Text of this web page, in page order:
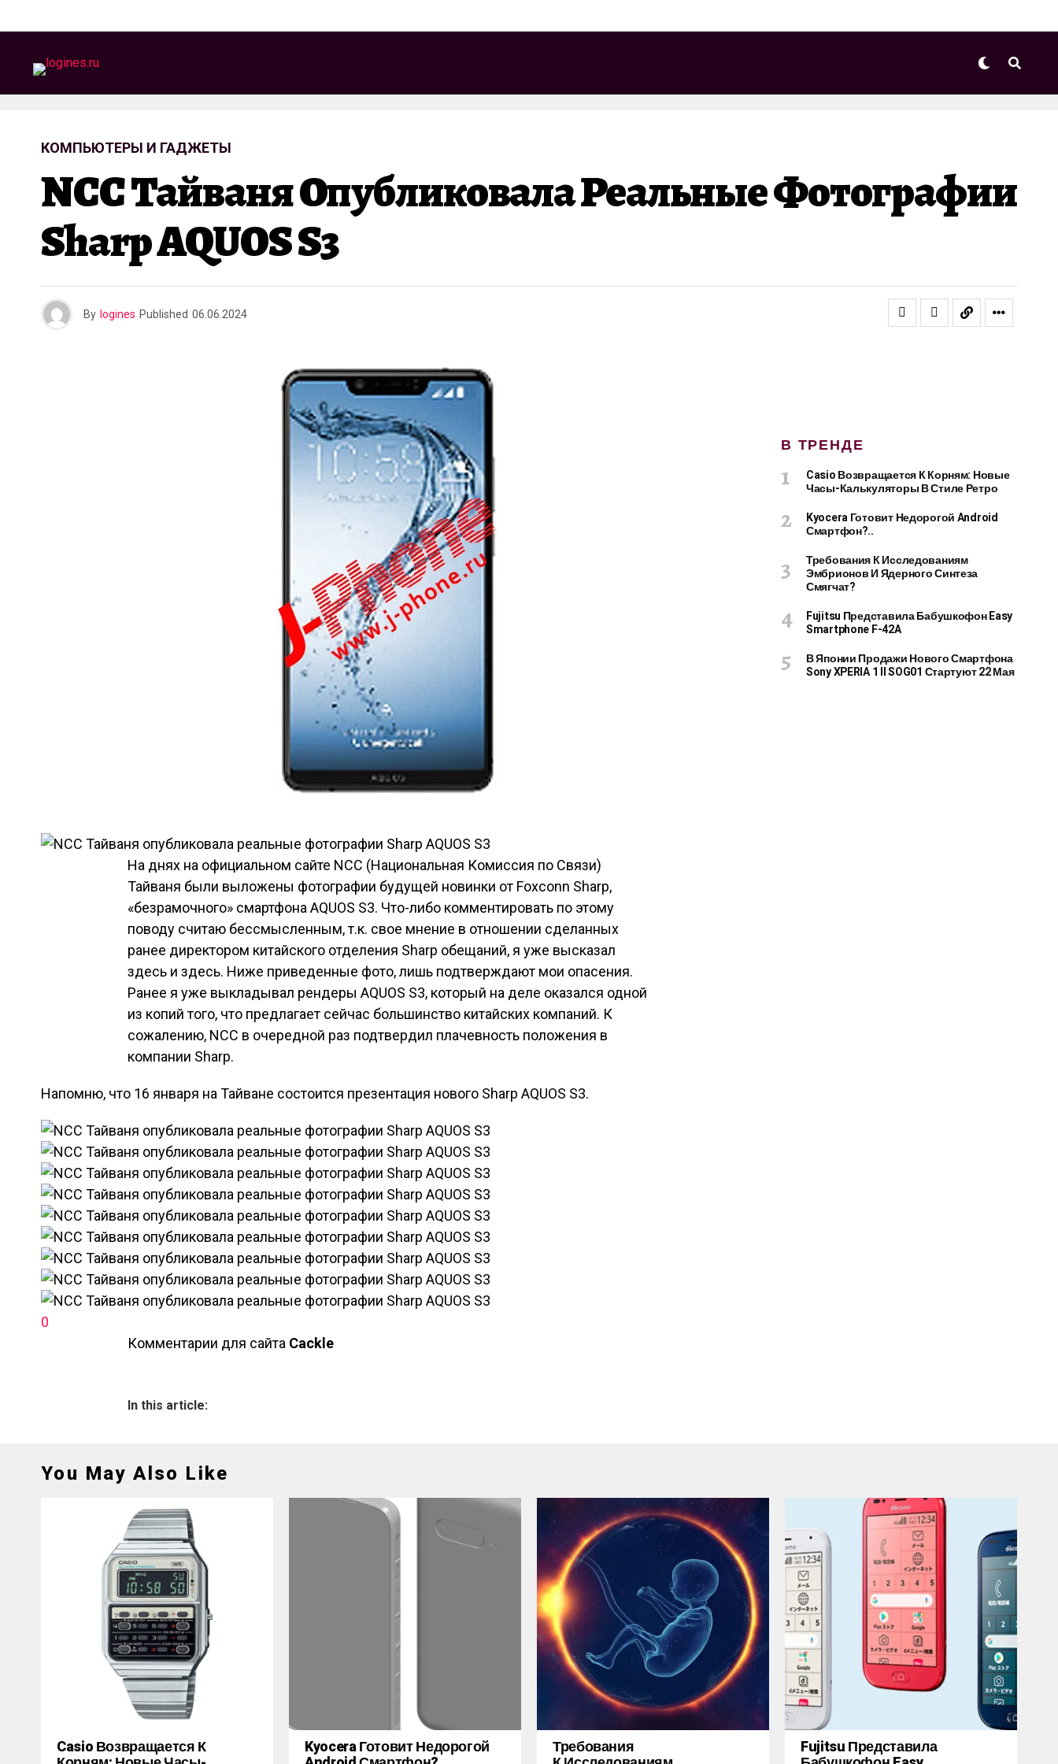
КОМПЬЮТЕРЫ И ГАДЖЕТЫ
NCC Тайваня Опубликовала Реальные Фотографии
Sharp AQUOS S3
By logines Published 06.06.2024
На днях на официальном сайте NCC (Национальная Комиссия по Связи)
Тайваня были выложены фотографии будущей новинки от Foxconn Sharp,
«безрамочного» смартфона AQUOS S3. Что-либо комментировать по этому
поводу считаю бессмысленным, т.к. свое мнение в отношении сделанных
ранее директором китайского отделения Sharp обещаний, я уже высказал
здесь и здесь. Ниже приведенные фото, лишь подтверждают мои опасения.
Ранее я уже выкладывал рендеры AQUOS S3, который на деле оказался одной
из копий того, что предлагает сейчас большинство китайских компаний. К
сожалению, NCC в очередной раз подтвердил плачевность положения в
компании Sharp.
Напомню, что 16 января на Тайване состоится презентация нового Sharp AQUOS S3.
0
Комментарии для сайта Cackl e
In this article:
В ТРЕНДЕ
Casio Возвращается К Корням: Новые
Часы-Калькуляторы В Стиле Ретро
Kyocera Готовит Недорогой Android
Смартфон?..
Требования К Исследованиям
Эмбрионов И Ядерного Синтеза
Смягчат?
Fujitsu Представила Бабушкофон Easy
Smartphone F-42A
В Японии Продажи Нового Смартфона
Sony XPERIA 1 II SOG01 Стартуют 22 Мая
You May Also Like
Casio Возвращается К Kyocera Готовит Недорогой Требования Fujitsu Представила